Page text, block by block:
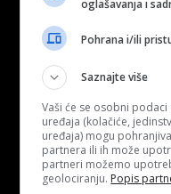
Kontakt
Uslovi
Politika kolačića
oglašavanja i
Pohrana i/ili
Saznajte više
Vaši će se osobni
uređaja (kolačiće,
uređaja) mogu
partnera ili ih može
partneri možemo
geolociranju. Popis